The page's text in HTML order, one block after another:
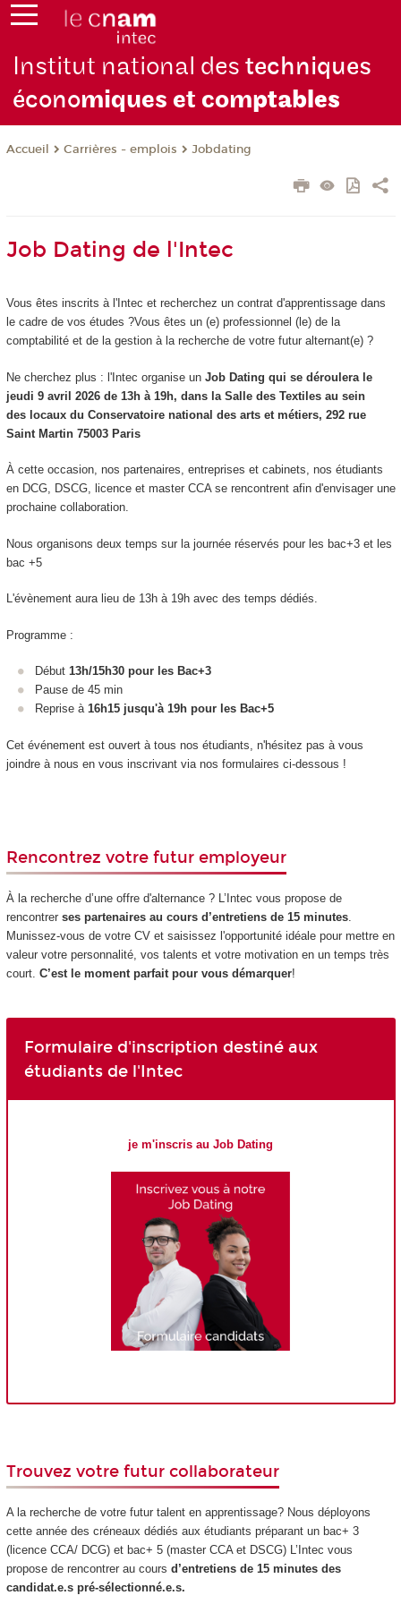
Institut national destechniques
économiques et comptables
Accueil Carrières - emplois Jobdating
Job Dating de l'Intec
Vous êtes inscrits à l'Intec et recherchez un contrat d'apprentissage dans
le cadre de vos études ?Vous êtes un (e) professionnel (le) de la
comptabilité et de la gestion à la recherche de votre futur alternant(e) ?
Ne cherchez plus : l'Intec organise unJob Dating qui se déroulera le
jeudi 9 avril 2026 de 13h à 19h, dans la Salle des Textiles au sein
des locaux du Conservatoire national des arts et métiers, 292 rue
Saint Martin 75003 Paris
À cette occasion, nos partenaires, entreprises et cabinets, nos étudiants
en DCG, DSCG, licence et master CCA se rencontrent afin d'envisager une
prochaine collaboration.
Nous organisons deux temps sur la journée réservés pour les bac+3 et les
bac +5
L'évènement aura lieu de 13h à 19h avec des temps dédiés.
Programme :
Début 13h/15h30 pour les Bac+3
Pause de 45 min
Reprise à 16h15 jusqu'à 19h pour les Bac+5
Cet événement est ouvert à tous nos étudiants, n'hésitez pas à vous
joindre à nous en vous inscrivant via nos formulaires ci-dessous !
Rencontrez votre futur employeur
À la recherche d’une offre d'alternance ? L’Intec vous propose de
rencontrer ses partenaires au cours d’entretiens de 15 minutes.
Munissez-vous de votre CV et saisissez l'opportunité idéale pour mettre en
valeur votre personnalité, vos talents et votre motivation en un temps très
court. C’est le moment parfait pour vous démarquer!
Formulaire d'inscription destiné aux
étudiants de l'Intec
je m'inscris au Job Dating
Trouvez votre futur collaborateur
A la recherche de votre futur talent en apprentissage? Nous déployons
cette année des créneaux dédiés aux étudiants préparant un bac+ 3
(licence CCA/ DCG) et bac+ 5 (master CCA et DSCG) L’Intec vous
propose de rencontrer au cours d’entretiens de 15 minutes des
candidat.e.s pré-sélectionné.e.s.